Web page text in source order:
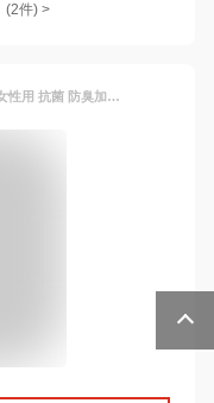
(2件) >
FT-3 富士ゴムナース ナースシューズ 女性用 抗菌 防臭加工 疲れにくい 美脚ナース 5.5cmヒール 5cmヒール メッシュ 通気性 軽量 軽い 撥水加工 Bikyaku Nurse フジゴム 医療用 看護師 介護 ユニセックス 病院 看護靴 ナーススニーカー ホワイト 白